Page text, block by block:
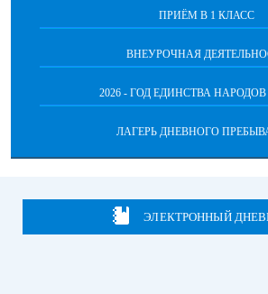
ПРИЁМ В 1 КЛАСС
ВНЕУРОЧНАЯ
2026 - ГОД ЕДИНСТВА
ЛАГЕРЬ ДНЕВНОГО
ЭЛЕКТРОННЫЙ